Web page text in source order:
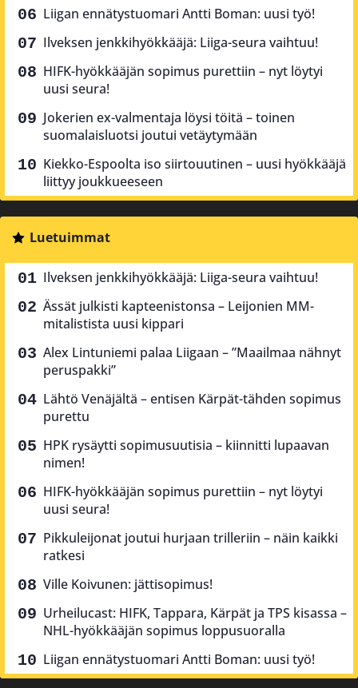
Liigan ennätystuomari Antti Boman: uusi työ!
Ilveksen jenkkihyökkääjä: Liiga-seura vaihtuu!
HIFK-hyökkääjän sopimus purettiin – nyt löytyi
uusi seura!
Jokerien ex-valmentaja löysi töitä – toinen
suomalaisluotsi joutui vetäytymään
Kiekko-Espoolta iso siirtouutinen – uusi hyökkääjä
liittyy joukkueeseen
Luetuimmat
Ilveksen jenkkihyökkääjä: Liiga-seura vaihtuu!
Ässät julkisti kapteenistonsa – Leijonien MM-
mitalistista uusi kippari
Alex Lintuniemi palaa Liigaan – ”Maailmaa nähnyt
peruspakki”
Lähtö Venäjältä – entisen Kärpät-tähden sopimus
purettu
HPK rysäytti sopimusuutisia – kiinnitti lupaavan
nimen!
HIFK-hyökkääjän sopimus purettiin – nyt löytyi
uusi seura!
Pikkuleijonat joutui hurjaan trilleriin – näin kaikki
ratkesi
Ville Koivunen: jättisopimus!
Urheilucast: HIFK, Tappara, Kärpät ja TPS kisassa –
NHL-hyökkääjän sopimus loppusuoralla
Liigan ennätystuomari Antti Boman: uusi työ!